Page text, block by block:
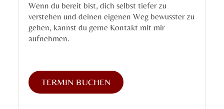
Wenn du bereit bist, dich selbst tiefer zu
verstehen und deinen eigenen Weg bewusster zu
gehen, kannst du gerne Kontakt mit mir
aufnehmen.
TERMIN BUCHEN